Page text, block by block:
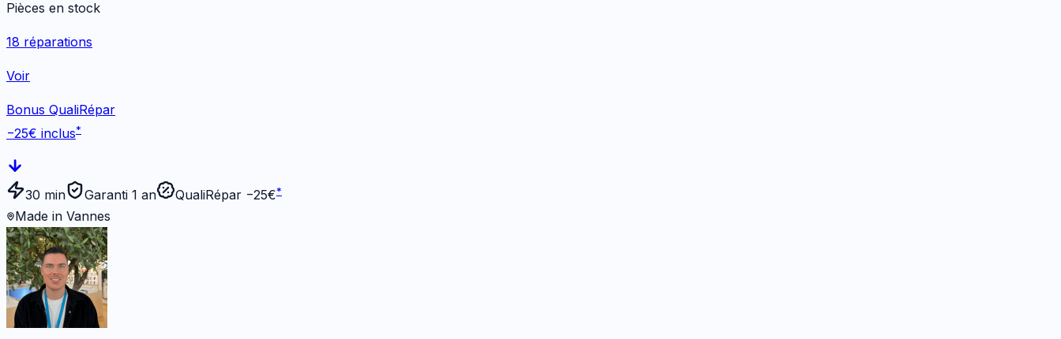
Pièces en stock
18 réparations
Voir
Bonus QualiRépar
−25€ inclus*
30 min Garanti 1 an QualiRépar −25€*
Made in Vannes